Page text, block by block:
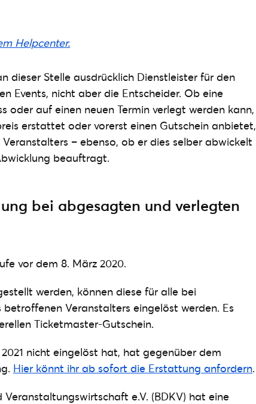
Helpcenter.
dieser Stelle ausdrücklich Dienstleister für den
Events, nicht aber die Entscheider. Ob eine
oder auf einen neuen Termin verlegt werden kann,
erstattet oder vorerst einen Gutschein anbietet,
– ebenso, ob er dies selber abwickelt
beauftragt.
bei abgesagten und verlegten
vor dem 8. März 2020.
werden, können diese für alle bei
Veranstalters eingelöst werden. Es
Ticketmaster-Gutschein.
nicht eingelöst hat, hat gegenüber dem
Hier könnt ihr ab sofort die Erstattung anfordern.
e.V. (BDKV) hat eine